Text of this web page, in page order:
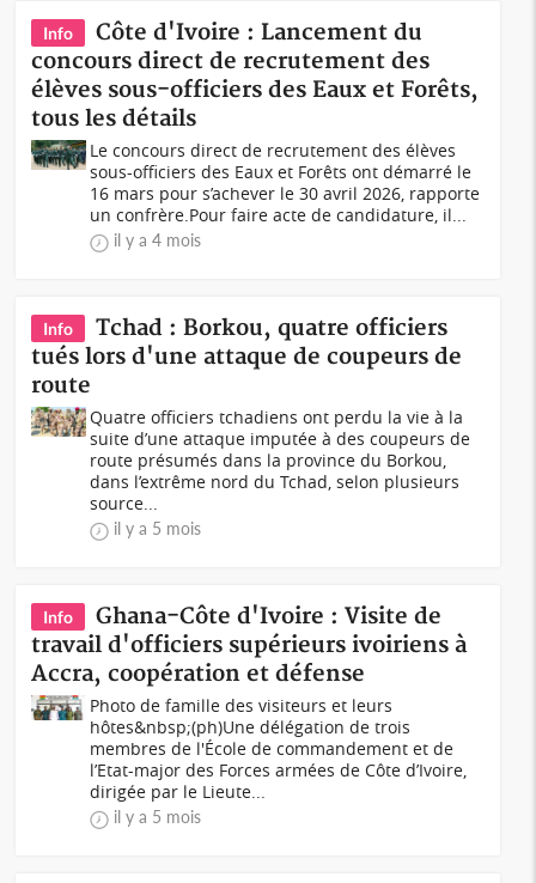
Info
Côte d'Ivoire : Lancement du
concours direct de recrutement des
élèves sous-officiers des Eaux et Forêts,
tous les détails
Le concours direct de recrutement des élèves
sous-officiers des Eaux et Forêts ont démarré le
16 mars pour s’achever le 30 avril 2026, rapporte
un confrère.Pour faire acte de candidature, il...
il y a 4 mois
Info
Tchad : Borkou, quatre officiers
tués lors d'une attaque de coupeurs de
route
Quatre officiers tchadiens ont perdu la vie à la
suite d’une attaque imputée à des coupeurs de
route présumés dans la province du Borkou,
dans l’extrême nord du Tchad, selon plusieurs
source...
il y a 5 mois
Info
Ghana-Côte d'Ivoire : Visite de
travail d'officiers supérieurs ivoiriens à
Accra, coopération et défense
Photo de famille des visiteurs et leurs
hôtes&nbsp;(ph)Une délégation de trois
membres de l'École de commandement et de
l’Etat-major des Forces armées de Côte d’Ivoire,
dirigée par le Lieute...
il y a 5 mois